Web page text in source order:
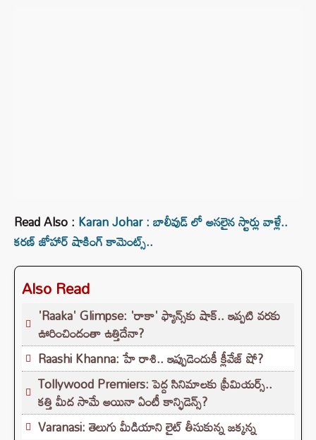
Read Also : Karan Johar : బాలీవుడ్ లో అసలైన స్టార్లు వాళ్లే..
కరణ్ జోహార్ షాకింగ్ కామెంట్స్..
Also Read
'Raaka' Glimpse: 'రాకా' ఫ్యాన్స్‌కు షాక్.. ఇప్పటి వరకు
ఊరించిందంతా ఉత్తిదేనా?
Raashi Khanna: హే రాశి.. ఇప్పుడెందుకీ క్లీవేజ్ షో?
Tollywood Premiers: పెద్ద సినిమాలకు ప్రీమియర్స్..
కత్తి మీద సామే అయినా ఏంటీ కాన్ఫిడెన్స్?
Varanasi: తెలుగు మీడియాని లైట్ తీసుకున్న జక్కన్న